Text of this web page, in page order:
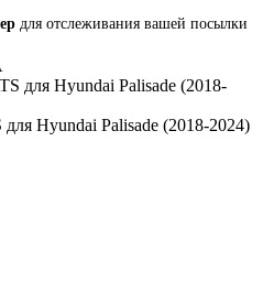
для отслеживания вашей посылки
Hyundai Palisade (2018-2024)